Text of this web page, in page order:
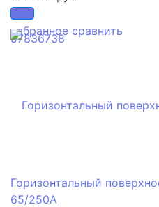
избранное сравнить
Горизонтальный
65/250A